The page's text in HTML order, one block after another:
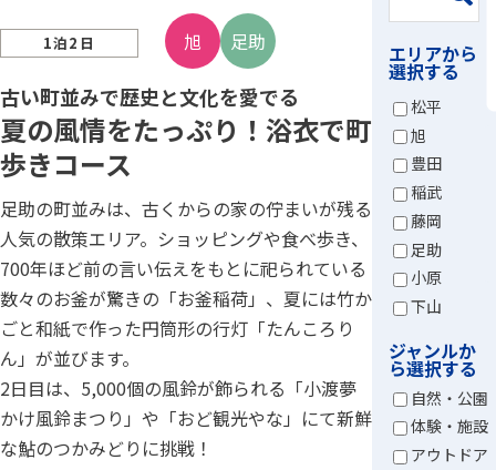
1泊2日 旭 足助
古い町並みで歴史と文化を愛でる
夏の風情をたっぷり！浴衣で町
歩きコース
足助の町並みは、古くからの家の佇まいが残る
人気の散策エリア。ショッピングや食べ歩き、
700年ほど前の言い伝えをもとに祀られている
数々のお釜が驚きの「お釜稲荷」、夏には竹か
ごと和紙で作った円筒形の行灯「たんころり
ん」が並びます。
2日目は、5,000個の風鈴が飾られる「小渡夢
かけ風鈴まつり」や「おど観光やな」にて新鮮
な鮎のつかみどりに挑戦！
エリアから
選択する
松平
旭
豊田
稲武
藤岡
足助
小原
下山
ジャンルか
ら選択する
自然・公園
体験・施設
アウトドア